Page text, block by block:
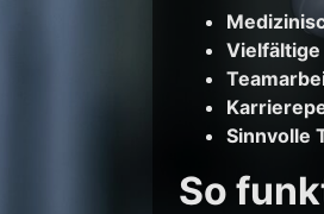
Sinnvolle
So